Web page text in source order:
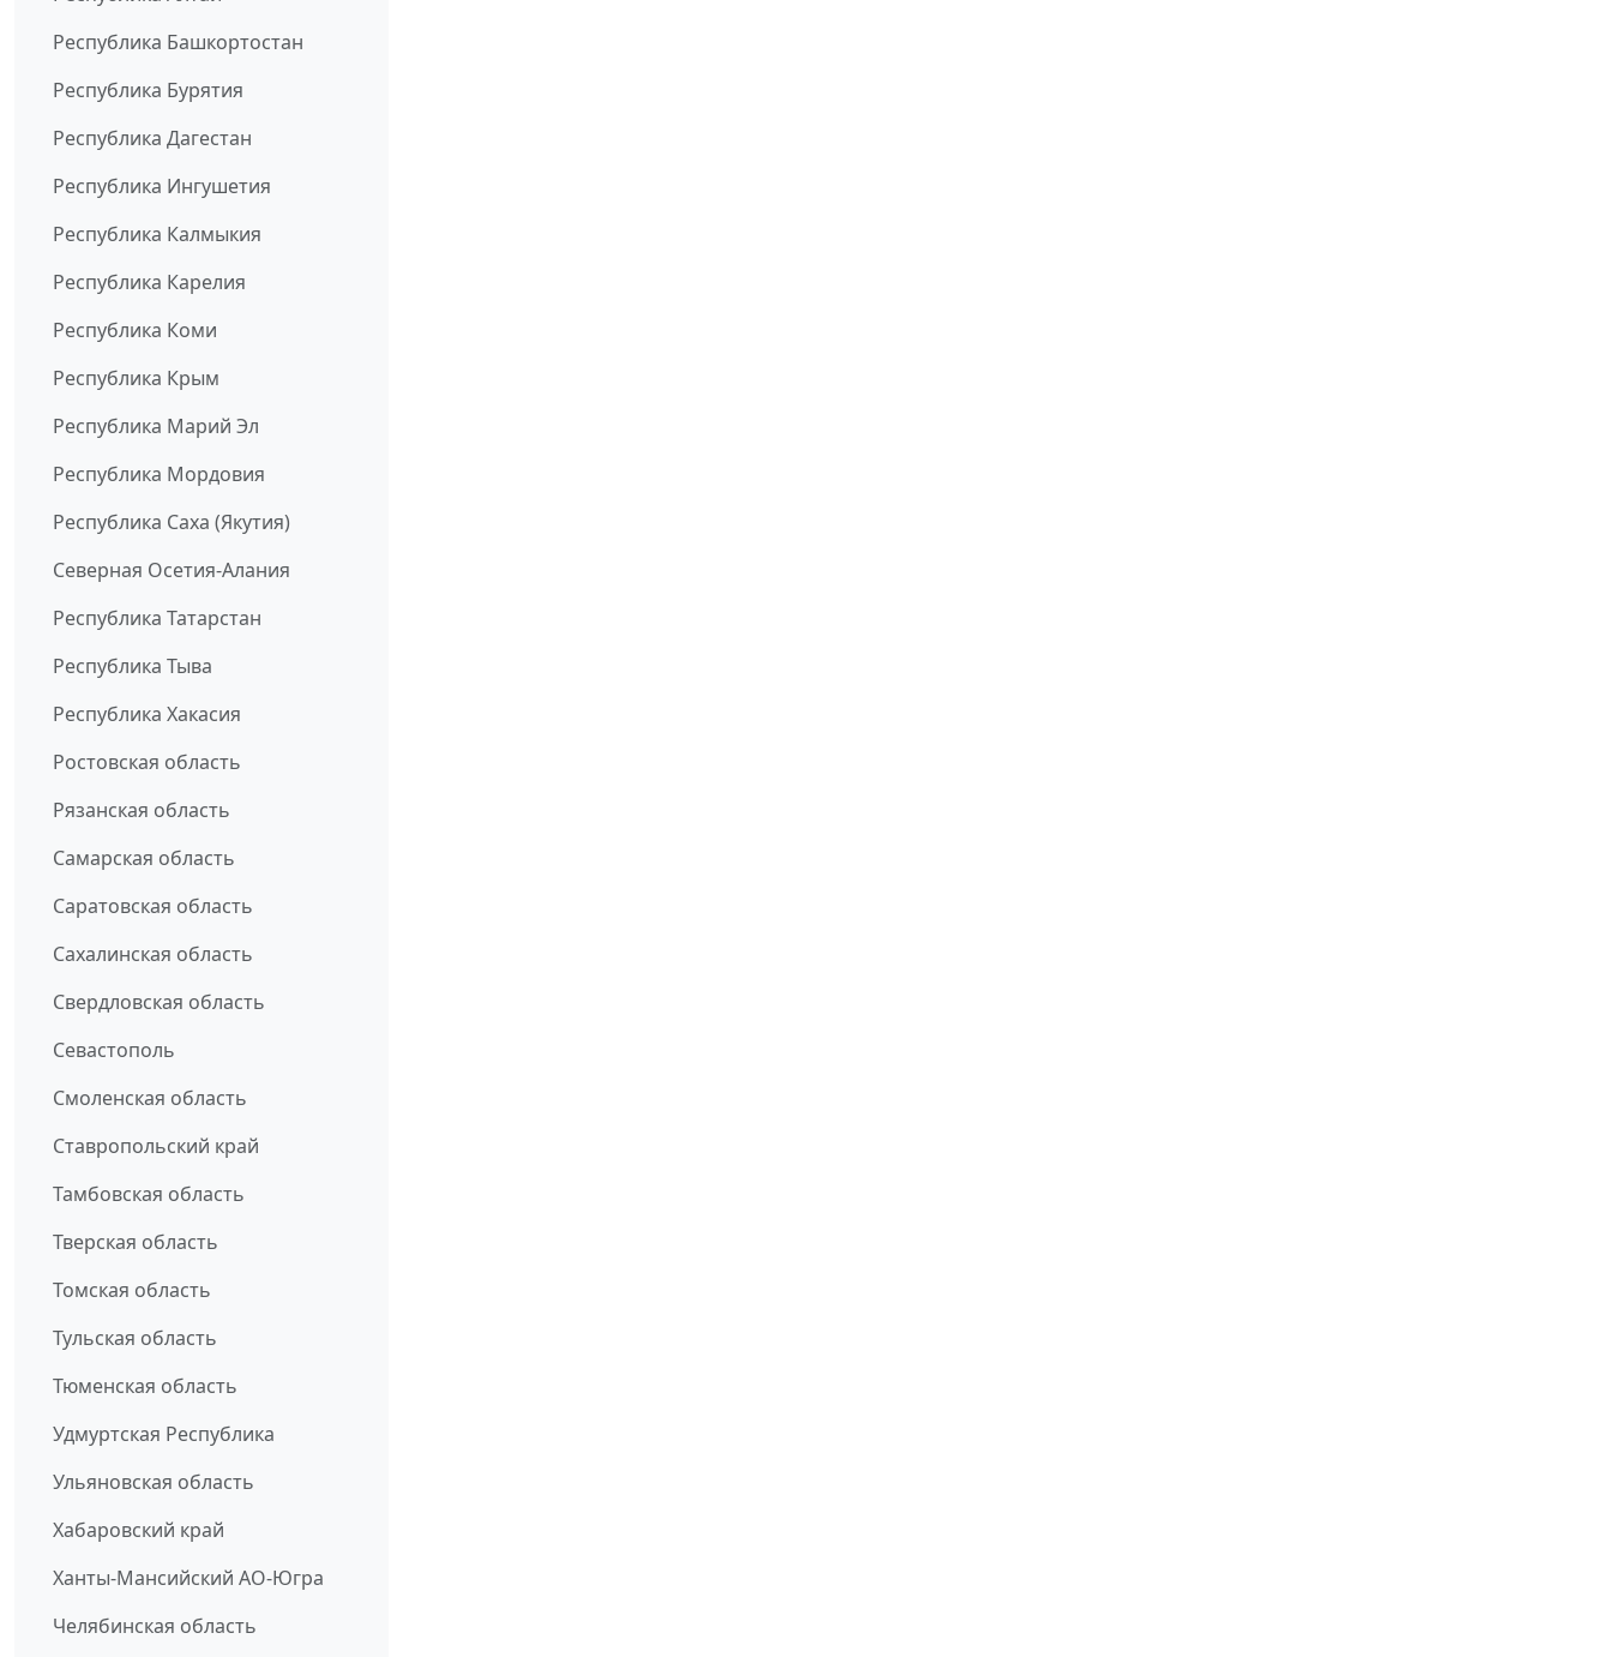
Республика Башкортостан
Республика Бурятия
Республика Дагестан
Республика Ингушетия
Республика Калмыкия
Республика Карелия
Республика Коми
Республика Крым
Республика Марий Эл
Республика Мордовия
Республика Саха (Якутия)
Северная Осетия-Алания
Республика Татарстан
Республика Тыва
Республика Хакасия
Ростовская область
Рязанская область
Самарская область
Саратовская область
Сахалинская область
Свердловская область
Севастополь
Смоленская область
Ставропольский край
Тамбовская область
Тверская область
Томская область
Тульская область
Тюменская область
Удмуртская Республика
Ульяновская область
Хабаровский край
Ханты-Мансийский АО-Югра
Челябинская область